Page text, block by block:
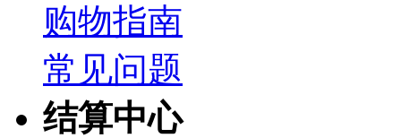
购物指南
常见问题
结算中心